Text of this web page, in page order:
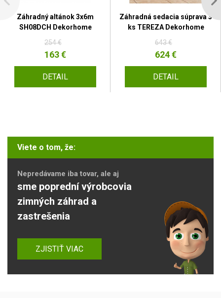
Záhradný altánok 3x6m
SH08DCH Dekorhome
254 €
163 €
DETAIL
Záhradná sedacia súprava 3
ks TEREZA Dekorhome
643 €
624 €
DETAIL
Viete o tom, že:
Nepredávame iba tovar, ale aj
sme poprední výrobcovia
zimných záhrad a
zastrešenia
ZJISTIŤ VIAC